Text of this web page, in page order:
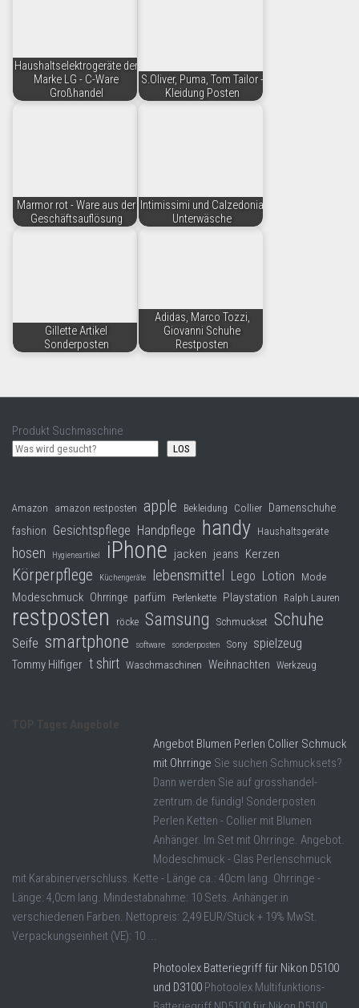
Haushaltselektrogeräte der
Marke LG - C-Ware
Großhandel
S.Oliver, Puma, Tom Tailor -
Kleidung Posten
Marmor rot - Ware aus der
Geschäftsauflösung
Intimissimi und Calzedonia
Unterwäsche
Gillette Artikel
Sonderposten
Adidas, Marco Tozzi,
Giovanni Schuhe
Restposten
Produkt Suchmaschine
LOS
Amazon amazon restposten apple Bekleidung Collier Damenschuhe
fashion Gesichtspflege Handpflege handy Haushaltsgeräte
hosen Hygieneartikel iPhone jacken jeans Kerzen
Körperpflege Küchengeräte lebensmittel Lego Lotion Mode
Modeschmuck Ohrringe parfüm Perlenkette Playstation Ralph Lauren
restposten röcke Samsung Schmuckset Schuhe
Seife smartphone software sonderposten Sony spielzeug
Tommy Hilfiger t shirt Waschmaschinen Weihnachten Werkzeug
Angebot Blumen Perlen Collier Schmuck
mit Ohrringe Sie suchen Schmucksets?
Dann werden Sie auf grosshandel-
zentrum.de fündig! Sonderposten
Perlen Ketten - Collier mit Blumen
Anhänger. Im Set mit Ohrringe. Angebot.
Modeschmuck - Glas Perlenschmuck
mit Karabinerverschluss. Kette - Länge ca.: 40cm lang. Ohrringe -
Länge: 4,0cm lang. Mindestabnahme: 10 Sets. Anhänger in
verschiedenen Farben. Nettopreis: 2,49 EUR/Stück + 19% MwSt.
Verpackungseinheit (VE): 10 ...
Photoolex Batteriegriff für Nikon D5100
und D3100 Photoolex Multifunktions-